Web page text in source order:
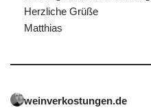
Herzliche Grüße
Matthias
weinverkostungen.de